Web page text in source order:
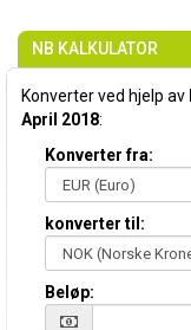
NB KALKULATOR
Konverter ved hjelp av
April 2018:
Konverter fra:
konverter til:
Beløp: